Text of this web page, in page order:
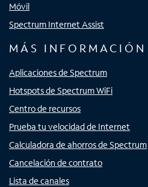
Móvil
Spectrum Internet Assist
MÁS INFORMACIÓN
Aplicaciones de Spectrum
Hotspots de Spectrum WiFi
Centro de recursos
Prueba tu velocidad de Internet
Calculadora de ahorros de Spectrum
Cancelación de contrato
Lista de canales